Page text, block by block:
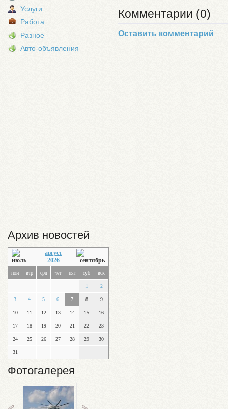
Услуги
Работа
Разное
Авто-объявления
Архив новостей
август
2026
пон втр срд чет пят суб вск
1 2
3 4 5 6 7 8 9
10 11 12 13 14 15 16
17 18 19 20 21 22 23
24 25 26 27 28 29 30
31
Фотогалерея
Комментарии (0)
Оставить комментарий